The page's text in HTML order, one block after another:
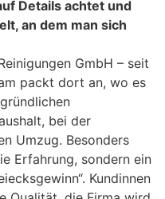
Details achtet und
an dem man sich
GmbH – seit
packt dort an, wo es
bei der
Umzug. Besonders
Erfahrung, sondern ein
Kundinnen